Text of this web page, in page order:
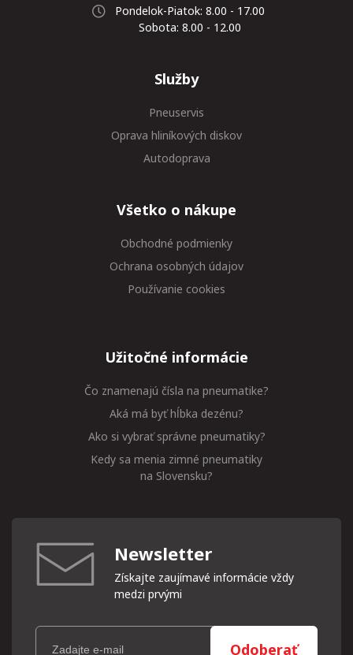
Pondelok-Piatok: 8.00 - 17.00
Sobota: 8.00 - 12.00
Služby
Pneuservis
Oprava hliníkových diskov
Autodoprava
Všetko o nákupe
Obchodné podmienky
Ochrana osobných údajov
Používanie cookies
Užitočné informácie
Čo znamenajú čísla na pneumatike?
Aká má byť hĺbka dezénu?
Ako si vybrať správne pneumatiky?
Kedy sa menia zimné pneumatiky
na Slovensku?
Newsletter
Získajte zaujímavé informácie vždy
medzi prvými
Odoberať